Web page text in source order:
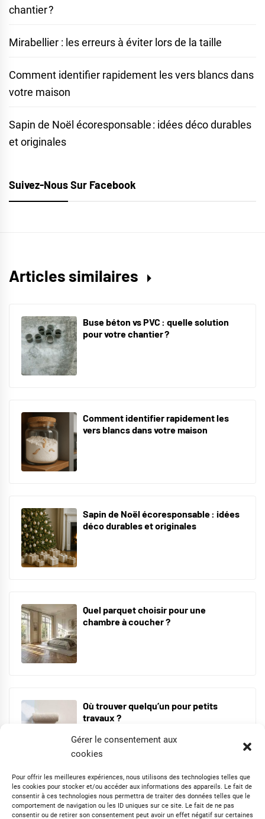
Gérer le consentement aux
cookies
Pour offrir les meilleures expériences, nous utilisons des technologies telles que
les cookies pour stocker et/ou accéder aux informations des appareils. Le fait de
consentir à ces technologies nous permettra de traiter des données telles que le
comportement de navigation ou les ID uniques sur ce site. Le fait de ne pas
consentir ou de retirer son consentement peut avoir un effet négatif sur certaines
chantier ?
Mirabellier : les erreurs à éviter lors de la taille
Comment identifier rapidement les vers blancs dans
votre maison
Sapin de Noël écoresponsable : idées déco durables
et originales
Suivez-Nous Sur Facebook
Articles similaires
Buse béton vs PVC : quelle solution
pour votre chantier ?
Comment identifier rapidement les
vers blancs dans votre maison
Sapin de Noël écoresponsable : idées
déco durables et originales
Quel parquet choisir pour une
chambre à coucher ?
Où trouver quelqu’un pour petits
travaux ?
Comment nettoyer un tapis ?